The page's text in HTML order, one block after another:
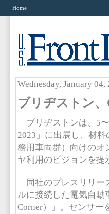
Home
Wednesday, January
ブリヂストン
ブリヂストンは、5
2023」に出展し、材
務用車両群）向けのオ
ヤ利用のビジョンを提
同社のプレスリリー
ルに接続した電気自動
Corner）」。センサー